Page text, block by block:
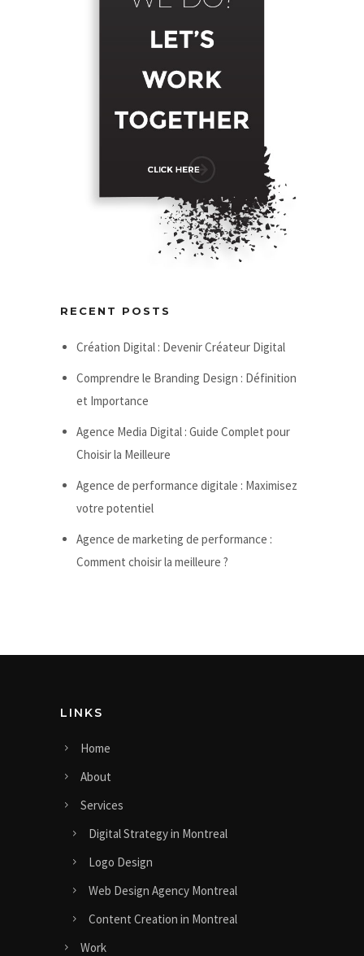
RECENT POSTS
Création Digital : Devenir Créateur Digital
Comprendre le Branding Design : Définition
et Importance
Agence Media Digital : Guide Complet pour
Choisir la Meilleure
Agence de performance digitale : Maximisez
votre potentiel
Agence de marketing de performance :
Comment choisir la meilleure ?
LINKS
Home
About
Services
Digital Strategy in Montreal
Logo Design
Web Design Agency Montreal
Content Creation in Montreal
Work